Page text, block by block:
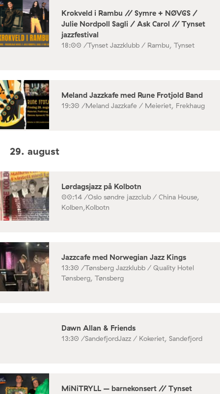
Krokveld i Rambu // Symre + NØVGS /
Julie Nordpoll Sagli / Ask Carol // Tynset
jazzfestival
18:00 /Tynset Jazzklubb / Rambu, Tynset
Meland Jazzkafe med Rune Frotjold Band
19:30 /Meland Jazzkafe / Meieriet, Frekhaug
29. august
Lørdagsjazz på Kolbotn
00:14 /Oslo søndre jazzclub / China House,
Kolben,Kolbotn
Jazzcafe med Norwegian Jazz Kings
13:30 /Tønsberg Jazzklubb / Quality Hotel
Tønsberg, Tønsberg
Dawn Allan & Friends
13:30 /SandefjordJazz / Kokeriet, Sandefjord
MiNiTRYLL – barnekonsert // Tynset